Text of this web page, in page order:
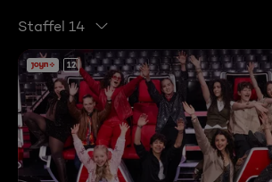
Staffel 14
12